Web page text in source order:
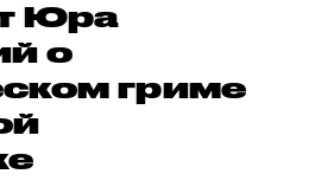
Юра
о
гриме